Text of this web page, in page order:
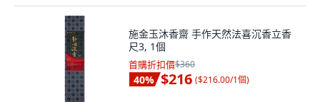
施金玉沐香齋 手作天然法喜沉香立香
尺3, 1個
首購折扣價$360
40% $216 ($216.00/1個)